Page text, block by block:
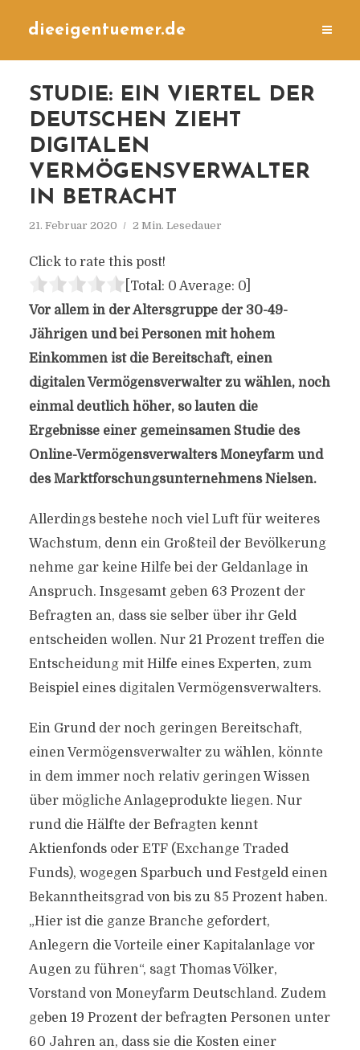
dieeigentuemer.de
STUDIE: EIN VIERTEL DER
DEUTSCHEN ZIEHT
DIGITALEN
VERMÖGENSVERWALTER
IN BETRACHT
21. Februar 2020 2 Min. Lesedauer
Click to rate this post!
[Total: 0 Average: 0]
Vor allem in der Altersgruppe der 30-49-
Jährigen und bei Personen mit hohem
Einkommen ist die Bereitschaft, einen
digitalen Vermögensverwalter zu wählen, noch
einmal deutlich höher, so lauten die
Ergebnisse einer gemeinsamen Studie des
Online-Vermögensverwalters Moneyfarm und
des Marktforschungsunternehmens Nielsen.
Allerdings bestehe noch viel Luft für weiteres
Wachstum, denn ein Großteil der Bevölkerung
nehme gar keine Hilfe bei der Geldanlage in
Anspruch. Insgesamt geben 63 Prozent der
Befragten an, dass sie selber über ihr Geld
entscheiden wollen. Nur 21 Prozent treffen die
Entscheidung mit Hilfe eines Experten, zum
Beispiel eines digitalen Vermögensverwalters.
Ein Grund der noch geringen Bereitschaft,
einen Vermögensverwalter zu wählen, könnte
in dem immer noch relativ geringen Wissen
über mögliche Anlageprodukte liegen. Nur
rund die Hälfte der Befragten kennt
Aktienfonds oder ETF (Exchange Traded
Funds), wogegen Sparbuch und Festgeld einen
Bekanntheitsgrad von bis zu 85 Prozent haben.
„Hier ist die ganze Branche gefordert,
Anlegern die Vorteile einer Kapitalanlage vor
Augen zu führen“, sagt Thomas Völker,
Vorstand von Moneyfarm Deutschland. Zudem
geben 19 Prozent der befragten Personen unter
60 Jahren an, dass sie die Kosten einer